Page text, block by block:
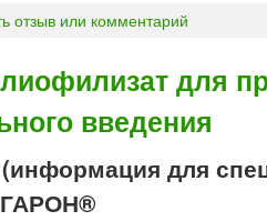
отзыв или комментарий
для
введения
для